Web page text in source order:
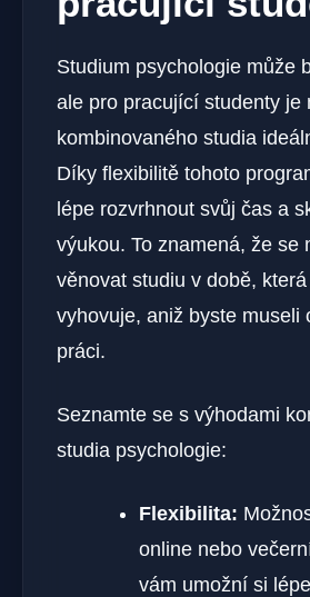
Studium psychologie může
ale pro pracující studenty je
kombinovaného studia
Díky flexibilitě tohoto
lépe rozvrhnout svůj čas a
výukou. To znamená, že se
věnovat studiu v době,
vyhovuje, aniž byste museli
práci.
Seznamte se s výhodami
studia psychologie:
Flexibilita:
online nebo
vám umožní si